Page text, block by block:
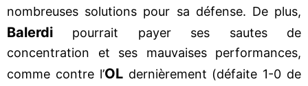
nombreuses solutions pour sa défense. De plus,
Balerdi pourrait payer ses sautes de
concentration et ses mauvaises performances,
comme contre l’OLdernièrement (défaite 1-0 de